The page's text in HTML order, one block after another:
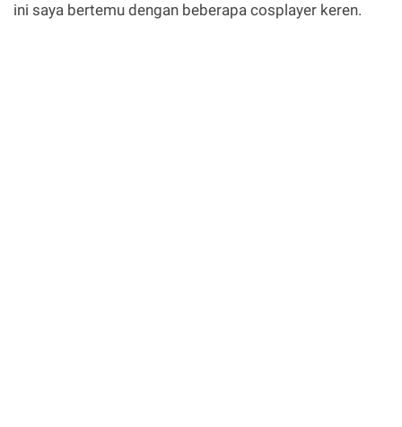
ini saya bertemu dengan beberapa cosplayer keren.